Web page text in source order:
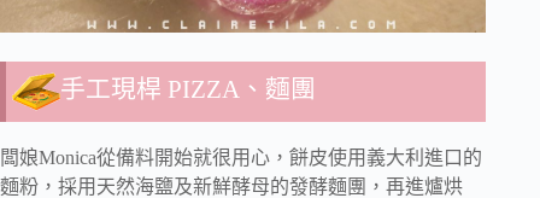
手工現桿 PIZZA、麵團
闆娘Monica從備料開始就很用心， 餅皮使用義大利進口的
麵粉，採用天然海鹽及新鮮酵母的發酵麵團， 再進爐烘